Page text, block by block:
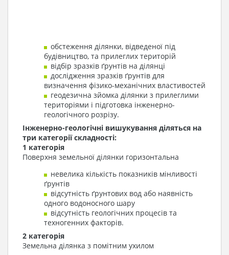
обстеження ділянки, відведеної під
будівництво, та прилеглих територій
відбір зразків ґрунтів на ділянці
дослідження зразків ґрунтів для
визначення фізико-механічних властивостей
геодезична зйомка ділянки з прилеглими
територіями і підготовка інженерно-
геологічного розрізу.
Інженерно-геологічні вишукування діляться на
три категорії складності:
1 категорія
Поверхня земельної ділянки горизонтальна
невелика кількість показників мінливості
ґрунтів
відсутність ґрунтових вод або наявність
одного водоносного шару
відсутність геологічних процесів та
техногенних факторів.
2 категорія
Земельна ділянка з помітним ухилом